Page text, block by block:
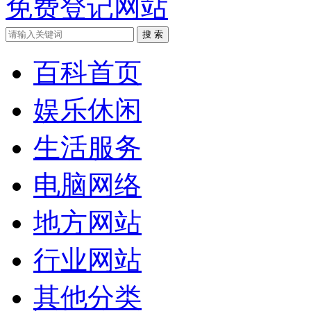
免费登记网站
搜 索
百科首页
娱乐休闲
生活服务
电脑网络
地方网站
行业网站
其他分类